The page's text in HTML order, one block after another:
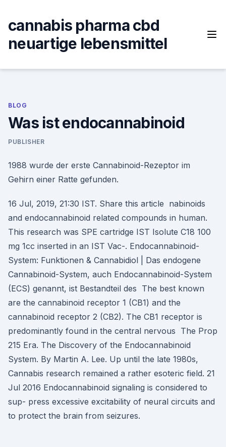
content
cannabis pharma cbd
neuartige lebensmittel
BLOG
Was ist endocannabinoid
PUBLISHER
1988 wurde der erste Cannabinoid-Rezeptor im
Gehirn einer Ratte gefunden.
16 Jul, 2019, 21:30 IST. Share this article nabinoids
and endocannabinoid related compounds in human.
This research was SPE cartridge IST Isolute C18 100
mg 1cc inserted in an IST Vac-. Endocannabinoid-
System: Funktionen & Cannabidiol | Das endogene
Cannabinoid-System, auch Endocannabinoid-System
(ECS) genannt, ist Bestandteil des The best known
are the cannabinoid receptor 1 (CB1) and the
cannabinoid receptor 2 (CB2). The CB1 receptor is
predominantly found in the central nervous The Prop
215 Era. The Discovery of the Endocannabinoid
System. By Martin A. Lee. Up until the late 1980s,
Cannabis research remained a rather esoteric field. 21
Jul 2016 Endocannabinoid signaling is considered to
sup- press excessive excitability of neural circuits and
to protect the brain from seizures.